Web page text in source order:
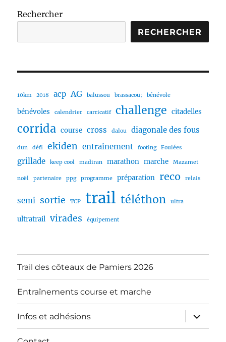
Rechercher
RECHERCHER
10km 2018 acp AG balussou brassacou; bénévole
bénévoles calendrier carricatif challenge citadelles
corrida course cross dalou diagonale des fous
dun défi ekiden entrainement footing Foulées
grillade keep cool madiran marathon marche Mazamet
noël partenaire ppg programme préparation reco relais
semi sortie TCP trail téléthon ultra
ultratrail virades équipement
Trail des côteaux de Pamiers 2026
Entraînements course et marche
Infos et adhésions
ouvrir
le
sous-